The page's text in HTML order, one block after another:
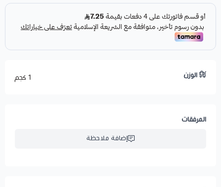
الوزن 1 كجم
المرفقات
إضافة ملاحظة